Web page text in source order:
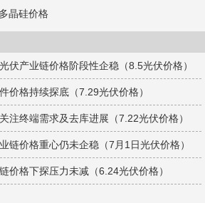
W
e
b
o
k
e
d
n
多晶硅价格
伏产业链价格阶段性企稳（8.5光伏价格）
价格持续探底（7.29光伏价格）
注终端需求及去库进展（7.22光伏价格）
链价格重心仍未企稳（7月1日光伏价格）
价格下探压力未减（6.24光伏价格）